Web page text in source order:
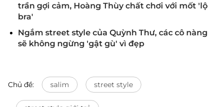
trần gợi cảm, Hoàng Thùy chất chơi với mốt 'lộ
bra'
Ngắm street style của Quỳnh Thư, các cô nàng
sẽ không ngừng 'gật gù' vì đẹp
Chủ đề: salim street style